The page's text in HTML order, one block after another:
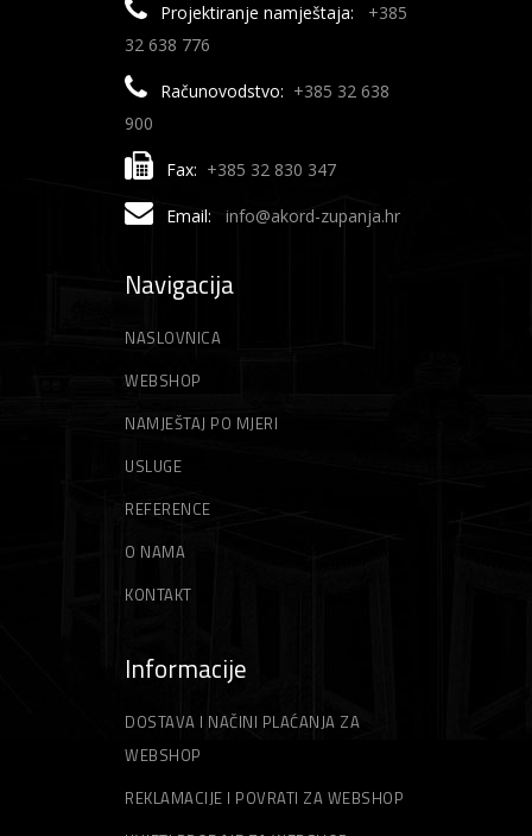
Projektiranje namještaja:
+385
32 638 776
Računovodstvo: +385 32 638
900
Fax: +385 32 830 347
Email: info@akord-zupanja.hr
Navigacija
NASLOVNICA
WEBSHOP
NAMJEŠTAJ PO MJERI
USLUGE
REFERENCE
O NAMA
KONTAKT
Informacije
DOSTAVA I NAČINI PLAĆANJA ZA
WEBSHOP
REKLAMACIJE I POVRATI ZA WEBSHOP